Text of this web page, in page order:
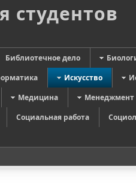
студентов
Библиотечное дело
Искусство
Медицина
Менеджмент
Социальная работа